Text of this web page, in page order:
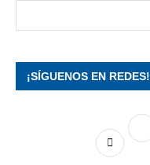
¡SÍGUENOS EN REDES!